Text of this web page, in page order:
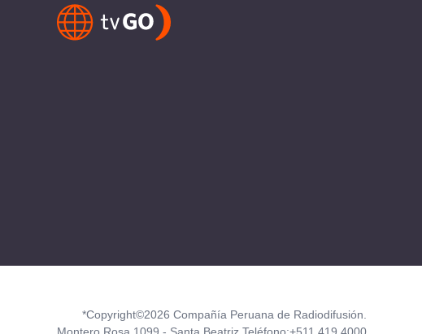
*Copyright©2026 Compañía Peruana de Radiodifusión.